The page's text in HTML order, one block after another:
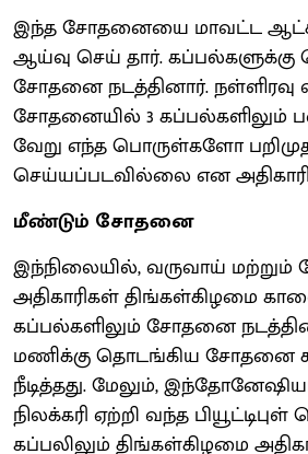
இந்த சோதனையை மாவட்ட
ஆய்வு செய் தார்.
சோதனை நடத்தினார்.
சோதனையில் 3
வேறு எந்த பொருள்களோ
செய்யப்படவில்லை என
மீண்டும் சோதனை
இந்நிலையில், வருவாய்
அதிகாரிகள் திங்கள்கிழமை
கப்பல்களிலும் சோதனை
மணிக்கு தொடங்கிய சோதனை
நீடித்தது. மேலும்,
நிலக்கரி ஏற்றி வந்த
கப்பலிலும் திங்கள்கிழமை